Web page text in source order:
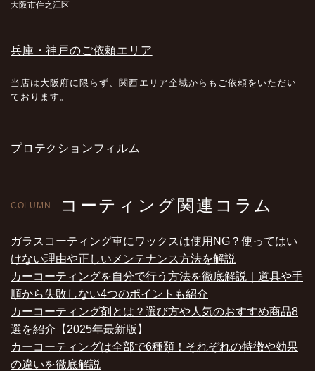
大阪市住之江区
兵庫・神戸のご依頼エリア
当店は大阪府に限らず、関西エリア全域からもご依頼をいただい
ております。
プロテクションフィルム
COLUMN コーティング関連コラム
ガラスコーティング車にワックスは使用NG？使ってはい
けない理由や正しいメンテナンス方法を解説
カーコーティングを自分で行う方法を徹底解説｜道具や手
順から失敗しない4つのポイントも紹介
カーコーティング剤とは？選び方や人気のおすすめ商品8
選を紹介【2025年最新版】
カーコーティングは全部で6種類！それぞれの特徴や効果
の違いを徹底解説